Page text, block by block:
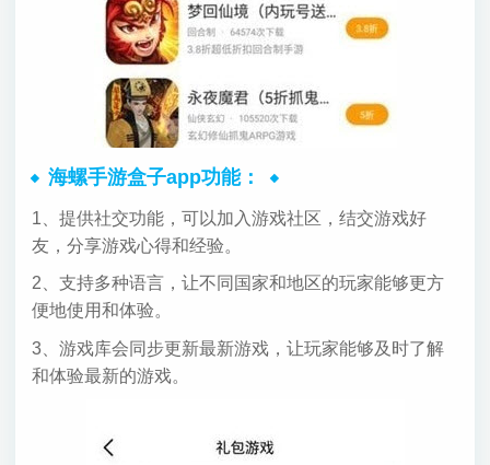
海螺手游盒子app功能：
1、提供社交功能，可以加入游戏社区，结交游戏好
友，分享游戏心得和经验。
2、支持多种语言，让不同国家和地区的玩家能够更方
便地使用和体验。
3、游戏库会同步更新最新游戏，让玩家能够及时了解
和体验最新的游戏。